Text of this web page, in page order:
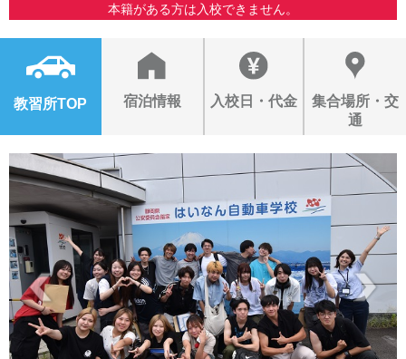
本籍がある方は入校できません。
教習所TOP 宿泊情報 入校日・代金
集合場所・交
通